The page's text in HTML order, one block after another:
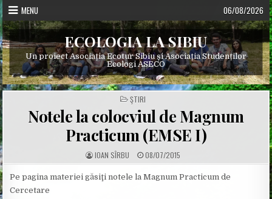
Skip
to
content
MENU 06/08/2026
ECOLOGIA LA SIBIU
Un proiect Asociația Ecotur Sibiu și Asociația Studenților
Ecologi ASECO
POSTED
IN
ŞTIRI
Notele la colocviul de Magnum
Practicum (EMSE I)
A
U
H
IOAN SÎRBU P
U
L
08/07/2015
Pe pagina materiei găsiţi notele la Magnum Practicum de
Cercetare